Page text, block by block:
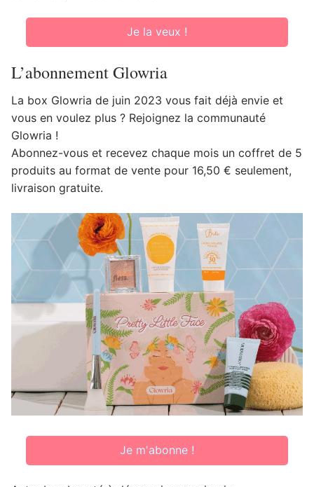
Je la veux !
L’abonnement Glowria
La box Glowria de juin 2023 vous fait déjà envie et
vous en voulez plus ? Rejoignez la communauté
Glowria !
Abonnez-vous et recevez chaque mois un coffret de 5
produits au format de vente pour 16,50 € seulement,
livraison gratuite.
Je m'abonne !